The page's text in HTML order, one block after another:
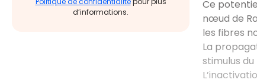
d’informations.
Ce
nœud de
les fibres
La
stimulus